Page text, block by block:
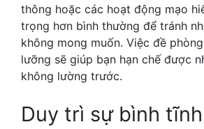
thông hoặc các hoạt động mạo
trọng hơn bình thường để tránh
không mong muốn. Việc đề
lưỡng sẽ giúp bạn hạn chế được
không lường trước.
Duy trì sự bình